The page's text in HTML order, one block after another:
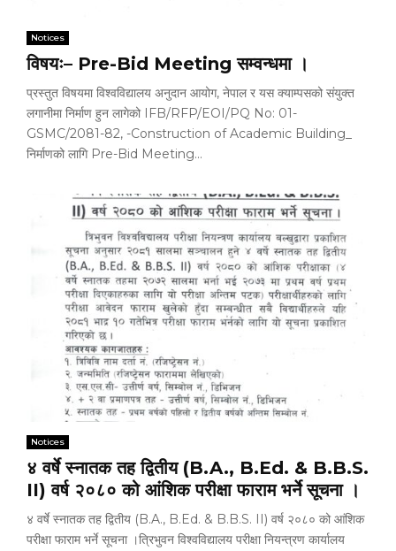
Notices
विषयः– Pre-Bid Meeting सम्वन्धमा ।
प्रस्तुत विषयमा विश्वविद्यालय अनुदान आयोग, नेपाल र यस क्याम्पसको संयुक्त
लगानीमा निर्माण हुन लागेको IFB/RFP/EOI/PQ No: 01-
GSMC/2081-82, -Construction of Academic Building_
निर्माणको लागि Pre-Bid Meeting...
Notices
४ वर्षे स्नातक तह द्वितीय (B.A., B.Ed. & B.B.S.
II) वर्ष २०८० को आंशिक परीक्षा फाराम भर्ने सूचना ।
४ वर्षे स्नातक तह द्वितीय (B.A., B.Ed. & B.B.S. II) वर्ष २०८० को आंशिक
परीक्षा फाराम भर्ने सूचना ।त्रिभुवन विश्वविद्यालय परीक्षा नियन्त्रण कार्यालय